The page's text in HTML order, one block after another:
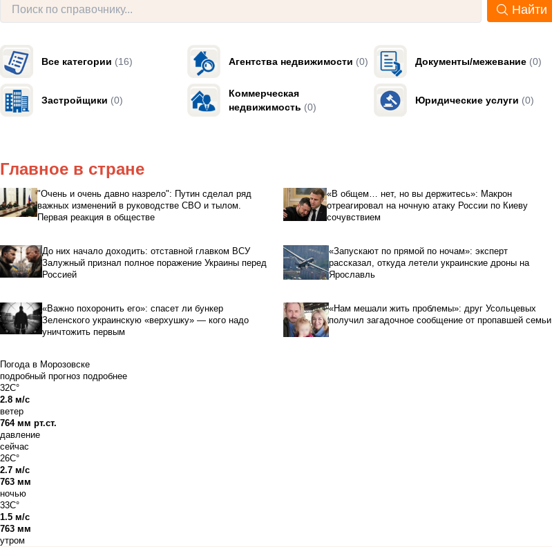
Найти
Все категории (16) Агентства недвижимости (0) Документы/межевание (0)
Застройщики (0)
Коммерческая
недвижимость (0)
Юридические услуги (0)
Главное в стране
"Очень и очень давно назрело": Путин сделал ряд
важных изменений в руководстве СВО и тылом.
Первая реакция в обществе
«В общем… нет, но вы держитесь»: Макрон
отреагировал на ночную атаку России по Киеву
сочувствием
До них начало доходить: отставной главком ВСУ
Залужный признал полное поражение Украины перед
Россией
«Запускают по прямой по ночам»: эксперт
рассказал, откуда летели украинские дроны на
Ярославль
«Важно похоронить его»: спасет ли бункер
Зеленского украинскую «верхушку» — кого надо
уничтожить первым
«Нам мешали жить проблемы»: друг Усольцевых
получил загадочное сообщение от пропавшей семьи
Погода в Морозовске
подробный прогноз подробнее
32C°
2.8 м/с
ветер
764 мм рт.ст.
давление
сейчас
26C°
2.7 м/с
763 мм
ночью
33C°
1.5 м/с
763 мм
утром